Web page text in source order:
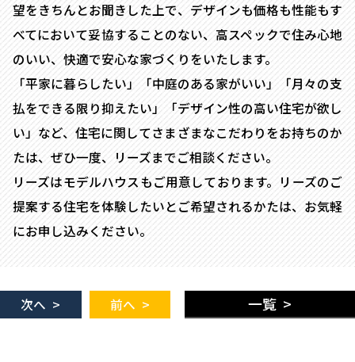
望をきちんとお聞きした上で、デザインも価格も性能もす
べてにおいて妥協することのない、高スペックで住み心地
のいい、快適で安心な家づくりをいたします。
「平家に暮らしたい」「中庭のある家がいい」「月々の支
払をできる限り抑えたい」「デザイン性の高い住宅が欲し
い」など、住宅に関してさまざまなこだわりをお持ちのか
たは、ぜひ一度、リーズまでご相談ください。
リーズはモデルハウスもご用意しております。リーズのご
提案する住宅を体験したいとご希望されるかたは、お気軽
にお申し込みください。
次へ > 前へ > 一覧 >